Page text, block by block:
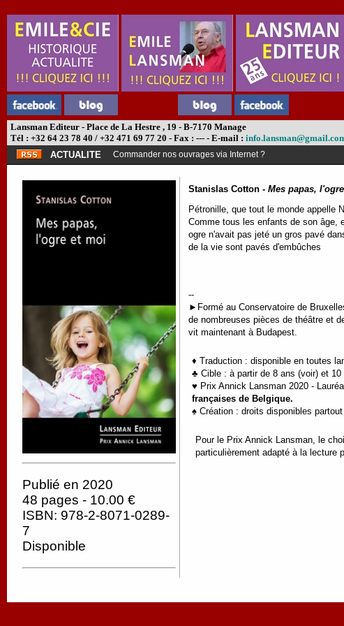
Lansman Editeur - Place de La Hestre , 19 - B-7170 Manage
Tél : +32 64 23 78 40 / +32 471 69 77 20 - Fax : --- - E-mail :
ACTUALITE Commander nos ouvrages via Internet ?
Publié en 2020
48 pages - 10.00 €
ISBN: 978-2-8071-0289-
7
Disponible
Stanislas Cotton - Mes papas,
Pétronille, que tout le monde appelle
Comme tous les enfants de son âge,
ogre n'avait pas jeté un gros pavé
de la vie sont pavés d'embûches
--
► Formé au Conservatoire de
de nombreuses pièces de théâtre et
vit maintenant à Budapest.
♦ Traduction : disponible en toutes
♣ Cible : à partir de 8 ans (voir) et 10
♥ Prix Annick Lansman 2020 -
françaises de Belgique.
♠ Création : droits disponibles partout
Pour le Prix Annick Lansman, le
particulièrement adapté à la lecture